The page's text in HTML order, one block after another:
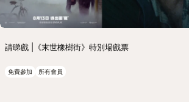
請睇戲 |《末世橡樹街》特別場戲票
免費參加 所有會員